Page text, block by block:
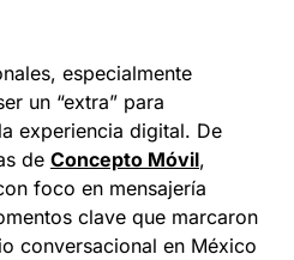
especialmente
un “extra” para
experiencia digital. De
de Concepto Móvil,
foco en mensajería
clave que marcaron
conversacional en México